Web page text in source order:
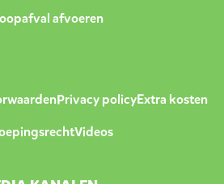
afvoeren
Privacy policyExtra kosten
Videos